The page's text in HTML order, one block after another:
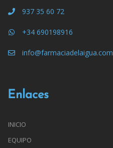
937 35 60 72
+34 690198916
info@farmaciadelaigua.com
Enlaces
INICIO
EQUIPO